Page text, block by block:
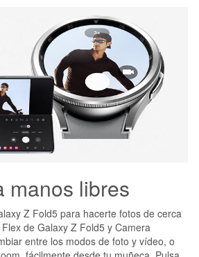
manos libres
Z Fold5 para hacerte fotos de cerca
de Galaxy Z Fold5 y Camera
entre los modos de foto y vídeo, o